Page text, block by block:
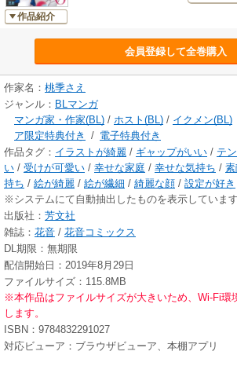
作品紹介
会員登録して全巻購入
作家名： 桃季さえ
ジャンル： BLマンガ
マンガ家・作家(BL) / ホスト(BL) / イクメン(BL)
ア限定特典付き
/ 電子特典付き
作品タグ： イラストが綺麗 / ギャップがいい / テ
い / 受けが可愛い / 幸せな家庭 / 幸せな気持ち /
持ち / 絵が綺麗 / 絵が繊細 / 綺麗な顔 / 設定が好き
※システムにて自動抽出したものを表示しています
出版社： 芳文社
雑誌： 花音 / 花音コミックス
DL期限：無期限
配信開始日：2019年8月29日
ファイルサイズ：115.8MB
※本作品はファイルサイズが大きいため、Wi-Fi環
します。
ISBN：9784832291027
対応ビューア：ブラウザビューア、本棚アプリ